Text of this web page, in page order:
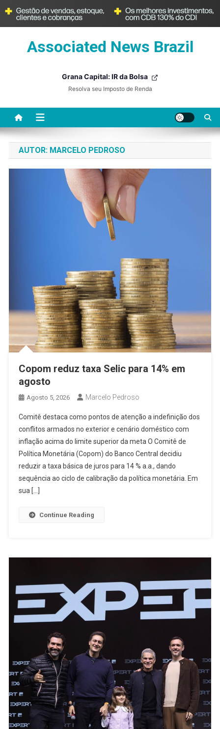
Associated News Brazil
Grana Capital: IR da Bolsa
Resolva seu Imposto de Renda
AUTOR: MARCELO PEDROSO
Copom reduz taxa Selic para 14% em
agosto
Agosto 5, 2026 Marcelo Pedroso
Comitê destaca como pontos de atenção a indefinição dos
conflitos armados no exterior e cenário doméstico com
inflação acima do limite superior da meta O Comitê de
Política Monetária (Copom) do Banco Central decidiu
reduzir a taxa básica de juros para 14 % a.a., dando
sequência ao ciclo de calibração da política monetária. Em
sua […]
Continue Reading